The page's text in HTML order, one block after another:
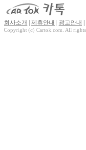
회사소개 제휴안내 광고안내
Copyright (c) Cartok.com. All rights